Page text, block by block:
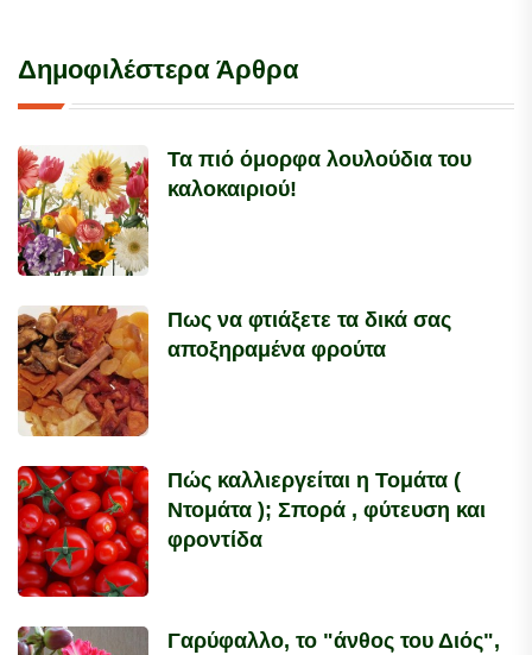
Δημοφιλέστερα Άρθρα
Τα πιό όμορφα λουλούδια του
καλοκαιριού!
Πως να φτιάξετε τα δικά σας
αποξηραμένα φρούτα
Πώς καλλιεργείται η Τομάτα (
Ντομάτα ); Σπορά , φύτευση και
φροντίδα
Γαρύφαλλο, το "άνθος του Διός",